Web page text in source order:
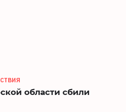
области сбили